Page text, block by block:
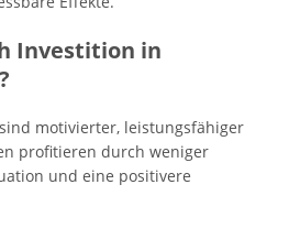
Investition in
motivierter, leistungsfähiger
profitieren durch weniger
und eine positivere